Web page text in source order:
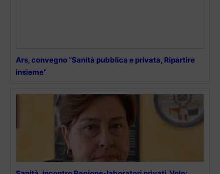
Ars, convegno “Sanità pubblica e privata, Ripartire
insieme”